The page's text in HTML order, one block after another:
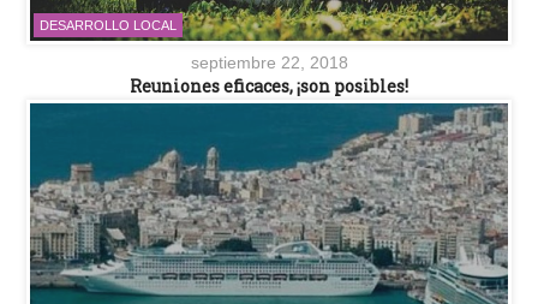
DESARROLLO LOCAL
septiembre 22, 2018
Reuniones eficaces, ¡son posibles!